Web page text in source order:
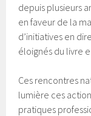
depuis plusieurs
en faveur de la
d’initiatives en
éloignés du livre
Ces rencontres
lumière ces
pratiques